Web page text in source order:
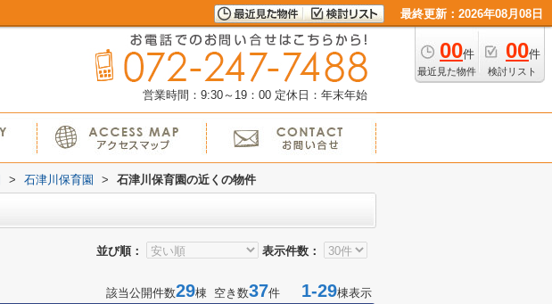
最終更新：2026年08月08日
00件
最近見た物件
00件
検討リスト
営業時間：9:30～19：00 定休日：年末年始
> 石津川保育園 > 石津川保育園の近くの物件
並び順： 表示件数：
該当公開件数29棟 空き数37件 1-29棟表示